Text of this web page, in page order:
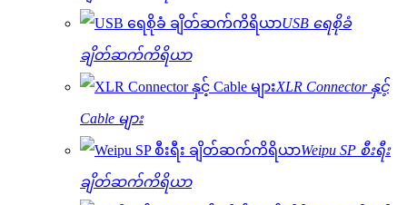
USB ရေစိုခံ
ချိတ်ဆက်ကိရိယာ
XLR Connector နှင့်
Cable များ
Weipu SP စီးရီး
ချိတ်ဆက်ကိရိယာ